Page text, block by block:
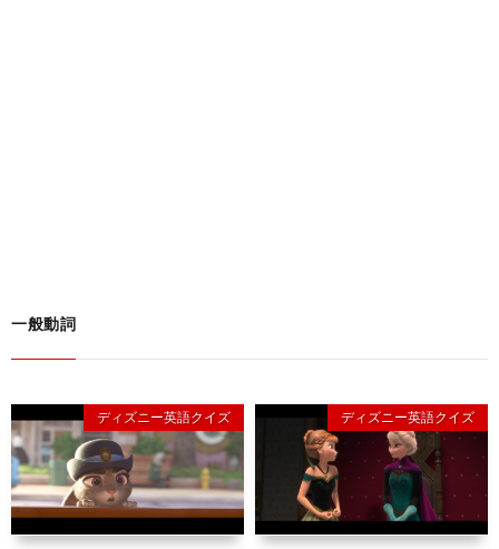
一般動詞
ディズニー英語クイズ ディズニー英語クイズ